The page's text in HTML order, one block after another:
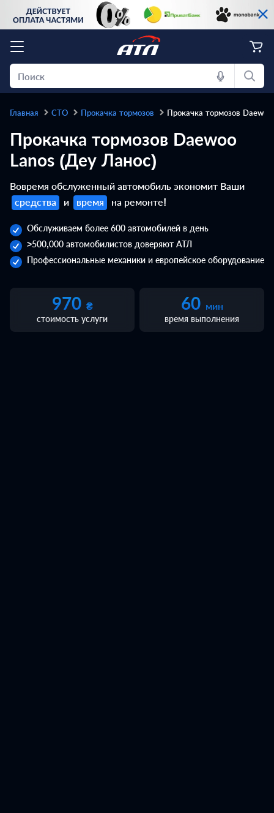
Главная СТО Прокачка тормозов Прокачка тормозов
Прокачка тормозов Daewoo
Lanos (Деу Ланос)
Вовремя обслуженный автомобиль экономит Ваши
средства
и время на ремонте!
Обслуживаем более 600 автомобилей в день
>500,000 автомобилистов доверяют АТЛ
Профессиональные механики и европейское оборудование
970 ₴
стоимость услуги
60 мин
время выполнения
Техпомощь Инструменты и оборудование